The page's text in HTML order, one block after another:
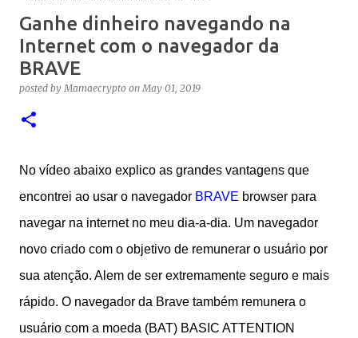
As one true OG Litecoin enthusiast, I wanted to test
the site, or better, the NFT marketplace Liteverse.io
since its launch in 2022. At first, I claimed Litecoin
Summit collectors NFT. But, for several reasons, the
test of minting my first NFT got a bit delayed. But now I
finally have the time and the need to make use of it for a
give it a try, but given my lack of technical skills to use
just code to mint outside of a marketplace, waiting was
quality has improved considerably. I would say
Liteverse.io is ready for the mainstream. Minting on it
or acquiring an NFT on the Litecoin network is now a
experience, the reason why my first series of NFTs was
created, and most importantly the advantages and
1
Ganhe dinheiro navegando na
Internet com o navegador da
BRAVE
posted byMamaecrypto onMay 01, 2019
No vídeo abaixo explico as grandes vantagens que
encontrei ao usar o navegador BRAVE browser para
navegar na internet no meu dia-a-dia. Um navegador
novo criado com o objetivo de remunerar o usuário por
sua atenção. Alem de ser extremamente seguro e mais
rápido. O navegador da Brave também remunera o
usuário com a moeda (BAT) BASIC ATTENTION